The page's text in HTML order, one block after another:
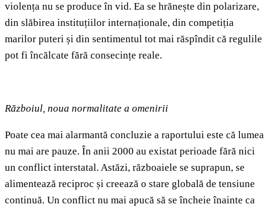
violența nu se produce în vid. Ea se hrănește din polarizare,
din slăbirea instituțiilor internaționale, din competiția
marilor puteri și din sentimentul tot mai răspîndit că regulile
pot fi încălcate fără consecințe reale.
Războiul, noua normalitate a omenirii
Poate cea mai alarmantă concluzie a raportului este că lumea
nu mai are pauze. În anii 2000 au existat perioade fără nici
un conflict interstatal. Astăzi, războaiele se suprapun, se
alimentează reciproc și creează o stare globală de tensiune
continuă. Un conflict nu mai apucă să se încheie înainte ca